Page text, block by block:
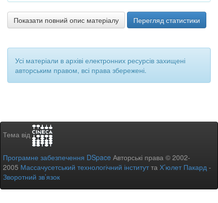
Показати повний опис матеріалу Перегляд статистики
Усі матеріали в архіві електронних ресурсів захищені
авторським правом, всі права збережені.
Тема від
Програмне забезпечення DSpace Авторські права © 2002-
2005 Массачусетський технологічний інститутта Х’юлет Пакард -
Зворотний зв’язок